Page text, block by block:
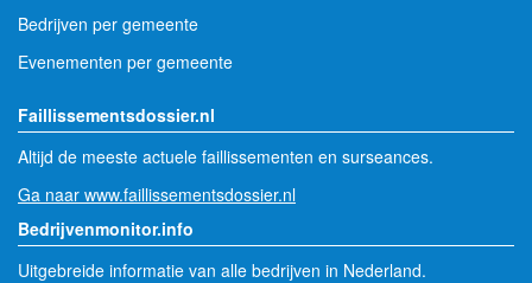
Bedrijven per gemeente
Evenementen per gemeente
Faillissementsdossier.nl
Altijd de meeste actuele faillissementen en surseances.
Ga naar www.faillissementsdossier.nl
Bedrijvenmonitor.info
Uitgebreide informatie van alle bedrijven in Nederland.